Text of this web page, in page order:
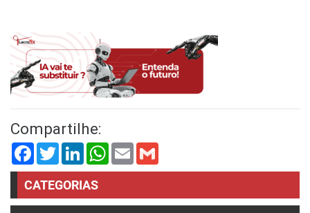
Compartilhe:
FacebookTwitterLinkedInWhatsApp
Email
CATEGORIAS